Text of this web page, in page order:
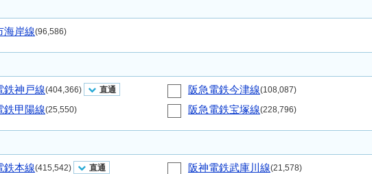
海岸線(96,586)
鉄神戸線(404,366) 直通 阪急電鉄今津線(108,087)
鉄甲陽線(25,550) 阪急電鉄宝塚線(228,796)
鉄本線(415,542) 直通 阪神電鉄武庫川線(21,578)